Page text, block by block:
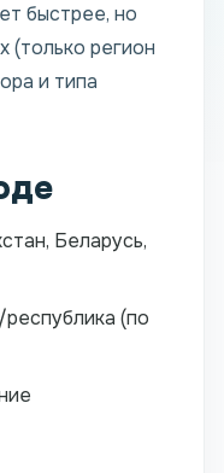
быстрее, но
(только регион
и типа
Беларусь,
(по